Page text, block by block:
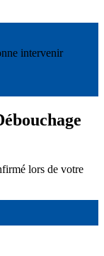
intervenir
lors de votre